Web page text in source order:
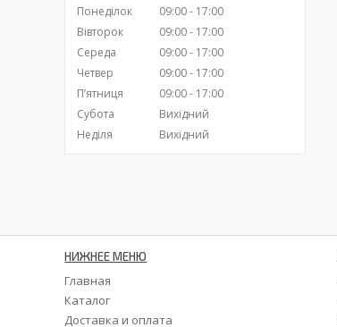
Понеділок 09:00
17:00
Вівторок
09:00
17:00
Середа
09:00
17:00
Четвер
09:00
17:00
Пʼятниця
09:00
17:00
Субота
Вихідний
Неділя
Вихідний
НИЖНЕЕ МЕНЮ
Главная
Каталог
Доставка и оплата